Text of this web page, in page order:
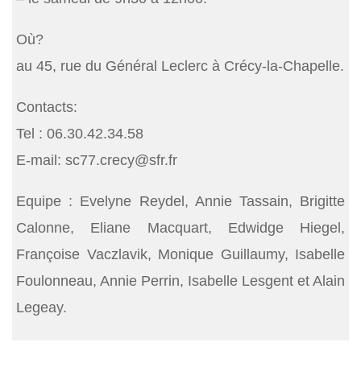
Où?
au 45, rue du Général Leclerc à Crécy-la-Chapelle.
Contacts:
Tel : 06.30.42.34.58
E-mail: sc77.crecy@sfr.fr
Equipe : Evelyne Reydel, Annie Tassain, Brigitte
Calonne, Eliane Macquart, Edwidge Hiegel,
Françoise Vaczlavik, Monique Guillaumy, Isabelle
Foulonneau, Annie Perrin, Isabelle Lesgent et Alain
Legeay.